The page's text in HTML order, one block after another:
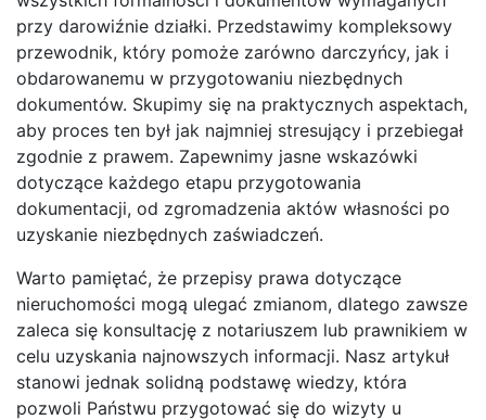
przy darowiźnie działki. Przedstawimy kompleksowy
przewodnik, który pomoże zarówno darczyńcy, jak i
obdarowanemu w przygotowaniu niezbędnych
dokumentów. Skupimy się na praktycznych aspektach,
aby proces ten był jak najmniej stresujący i przebiegał
zgodnie z prawem. Zapewnimy jasne wskazówki
dotyczące każdego etapu przygotowania
dokumentacji, od zgromadzenia aktów własności po
uzyskanie niezbędnych zaświadczeń.
Warto pamiętać, że przepisy prawa dotyczące
nieruchomości mogą ulegać zmianom, dlatego zawsze
zaleca się konsultację z notariuszem lub prawnikiem w
celu uzyskania najnowszych informacji. Nasz artykuł
stanowi jednak solidną podstawę wiedzy, która
pozwoli Państwu przygotować się do wizyty u